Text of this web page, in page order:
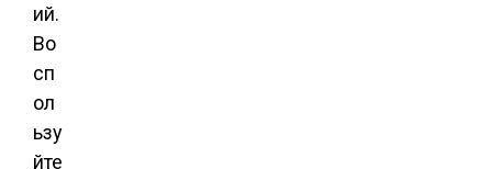
ий.
Во
сп
ол
ьзу
йте